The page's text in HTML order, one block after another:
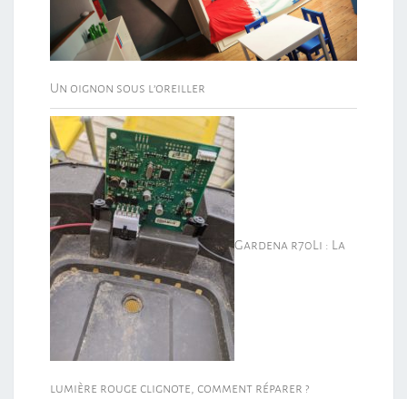
Un oignon sous l’oreiller
Gardena r70Li : La
lumière rouge clignote, comment réparer ?